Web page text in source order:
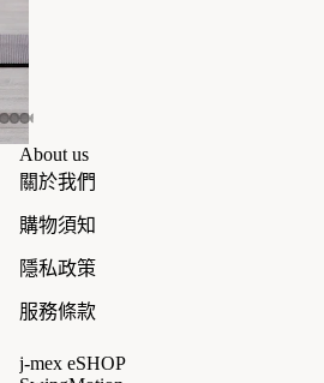
About us
關於我們
購物須知
隱私政策
服務條款
j-mex eSHOP